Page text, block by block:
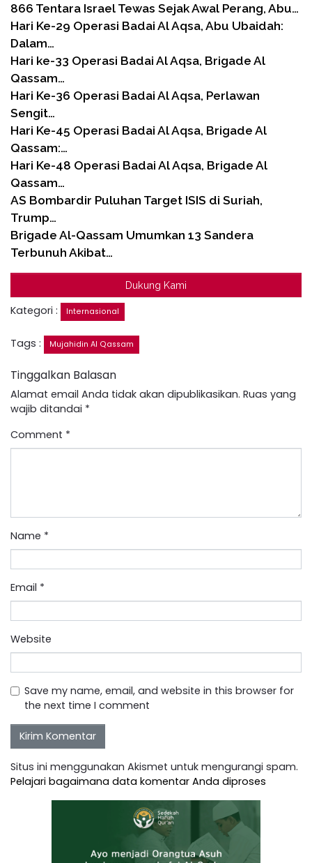
866 Tentara Israel Tewas Sejak Awal Perang, Abu…
Hari Ke-29 Operasi Badai Al Aqsa, Abu Ubaidah:
Dalam…
Hari ke-33 Operasi Badai Al Aqsa, Brigade Al
Qassam…
Hari Ke-36 Operasi Badai Al Aqsa, Perlawan
Sengit…
Hari Ke-45 Operasi Badai Al Aqsa, Brigade Al
Qassam:…
Hari Ke-48 Operasi Badai Al Aqsa, Brigade Al
Qassam…
AS Bombardir Puluhan Target ISIS di Suriah,
Trump…
Brigade Al-Qassam Umumkan 13 Sandera
Terbunuh Akibat…
Dukung Kami
Kategori : Internasional
Tags : Mujahidin Al Qassam
Tinggalkan Balasan
Alamat email Anda tidak akan dipublikasikan. Ruas yang
wajib ditandai *
Comment *
Name *
Email *
Website
Save my name, email, and website in this browser for
the next time I comment
Situs ini menggunakan Akismet untuk mengurangi spam.
Pelajari bagaimana data komentar Anda diproses